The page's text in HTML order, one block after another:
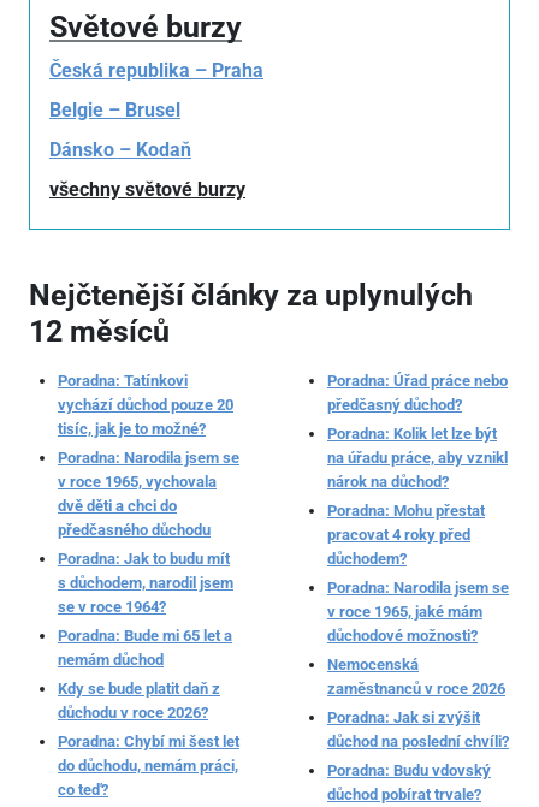
Světové burzy
Česká republika – Praha
Belgie – Brusel
Dánsko – Kodaň
všechny světové burzy
Nejčtenější články za uplynulých
12 měsíců
Poradna: Tatínkovi
vychází důchod pouze 20
tisíc, jak je to možné?
Poradna: Narodila jsem se
v roce 1965, vychovala
dvě děti a chci do
předčasného důchodu
Poradna: Jak to budu mít
s důchodem, narodil jsem
se v roce 1964?
Poradna: Bude mi 65 let a
nemám důchod
Kdy se bude platit daň z
důchodu v roce 2026?
Poradna: Chybí mi šest let
do důchodu, nemám práci,
co teď?
Poradna: Úřad práce nebo
předčasný důchod?
Poradna: Kolik let lze být
na úřadu práce, aby vznikl
nárok na důchod?
Poradna: Mohu přestat
pracovat 4 roky před
důchodem?
Poradna: Narodila jsem se
v roce 1965, jaké mám
důchodové možnosti?
Nemocenská
zaměstnanců v roce 2026
Poradna: Jak si zvýšit
důchod na poslední chvíli?
Poradna: Budu vdovský
důchod pobírat trvale?